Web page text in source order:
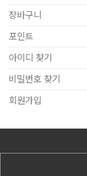
장바구니
포인트
아이디 찾기
비밀번호 찾기
회원가입